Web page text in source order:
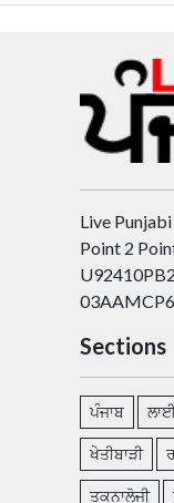
Live
Point 2
Sections
ਪੰਜਾਬ
ਖੇਤੀਬਾੜੀ
ਤਕਨਾਲੋਜੀ